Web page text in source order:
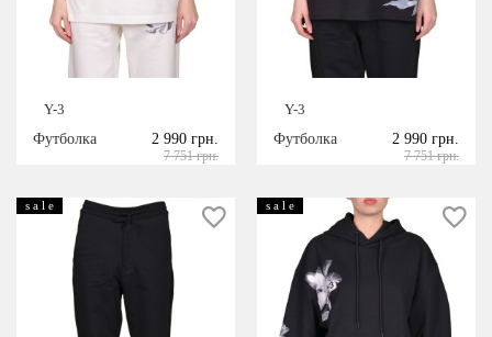
Y-3
Футболка
2 990 грн.
7 751 грн.
Y-3
Футболка
2 990 грн.
7 751 грн.
s a l e s a l e